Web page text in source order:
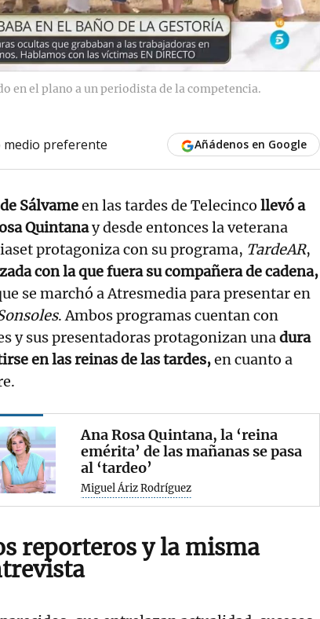
en el plano a un periodista de la competencia.
medio preferente Añádenos en Google
Sálvameen las tardes de Telecinco llevó a
Quintanay desde entonces la veterana
protagoniza con su programa, TardeAR,
con la que fuera su compañera de cadena,
se marchó a Atresmedia para presentar en
. Ambos programas cuentan con
y sus presentadoras protagonizan unadura
en las reinas de las tardes,en cuanto a
Ana Rosa Quintana, la ‘reina
emérita’ de las mañanas se pasa
al ‘tardeo’
Miguel Áriz Rodríguez
reporteros y la misma